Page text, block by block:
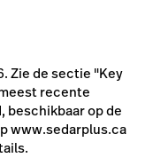
Zie de sectie "Key
recente
beschikbaar op de
www.sedarplus.ca